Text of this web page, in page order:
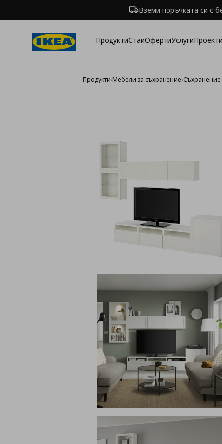
Вземи поръчката си с
ПродуктиСтаиОфертиУслуги
Продукти›Мебели за съхранение›Съхранение